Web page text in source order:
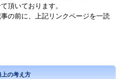
頂いております。
の前に、上記リンクページを一読
の考え方